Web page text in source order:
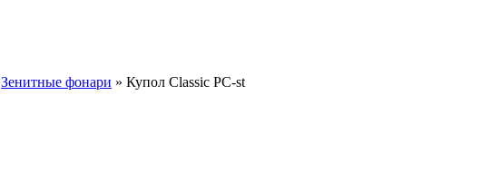
Зенитные фонари » Купол Classic PC-st